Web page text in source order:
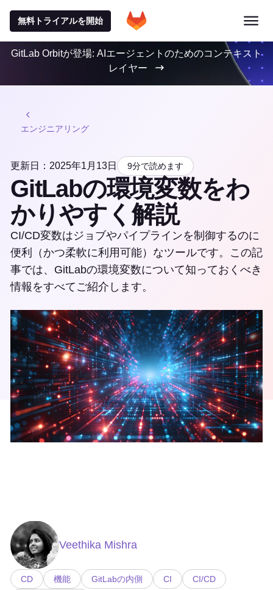
無料トライアルを開始
GitLab Orbitが登場: AIエージェントのためのコンテキスト
レイヤー
エンジニアリング
更新日：2025年1月13日 9分で読めます
GitLabの環境変数をわ
かりやすく解説
CI/CD変数はジョブやパイプラインを制御するのに
便利（かつ柔軟に利用可能）なツールです。この記
事では、GitLabの環境変数について知っておくべき
情報をすべてご紹介します。
Veethika Mishra
CD 機能 GitLabの内側 CI
CI/CD